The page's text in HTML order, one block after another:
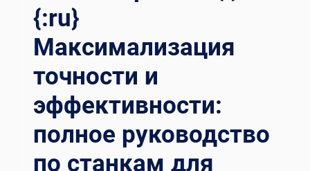
{:ru}
Максимализация
точности и
эффективности:
полное руководство
по станкам для